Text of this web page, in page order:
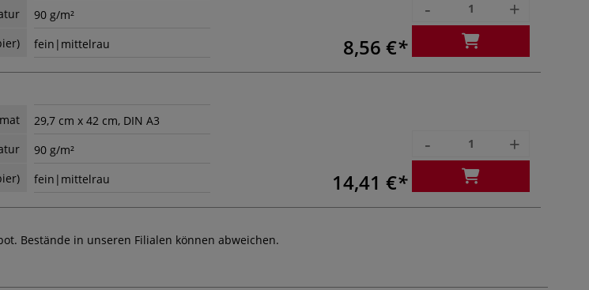
90 g/m²
fein|mittelrau 8,56 €
- +
29,7 cm x 42 cm, DIN A3
90 g/m²
fein|mittelrau 14,41 €
- +
Bestände in unseren Filialen können abweichen.